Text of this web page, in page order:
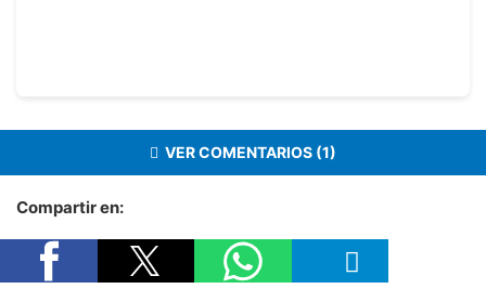
VER COMENTARIOS (1)
Compartir en: